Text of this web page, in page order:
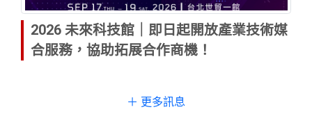
2026 未來科技館｜即日起開放產業技術媒
合服務，協助拓展合作商機！
＋ 更多訊息